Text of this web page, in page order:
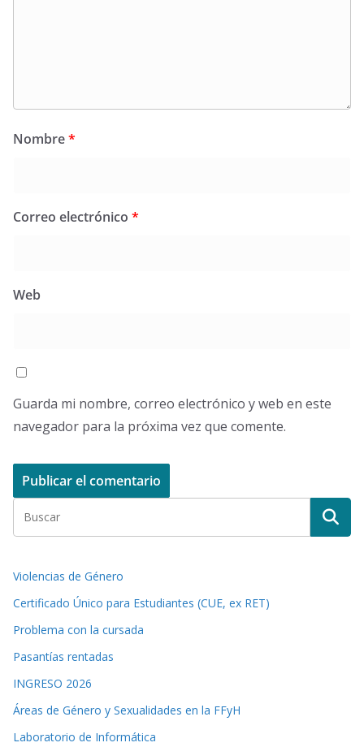
Nombre*
Correo electrónico *
Web
Guarda mi nombre, correo electrónico y web en este
navegador para la próxima vez que comente.
Violencias de Género
Certificado Único para Estudiantes (CUE, ex RET)
Problema con la cursada
Pasantías rentadas
INGRESO 2026
Áreas de Género y Sexualidades en la FFyH
Laboratorio de Informática